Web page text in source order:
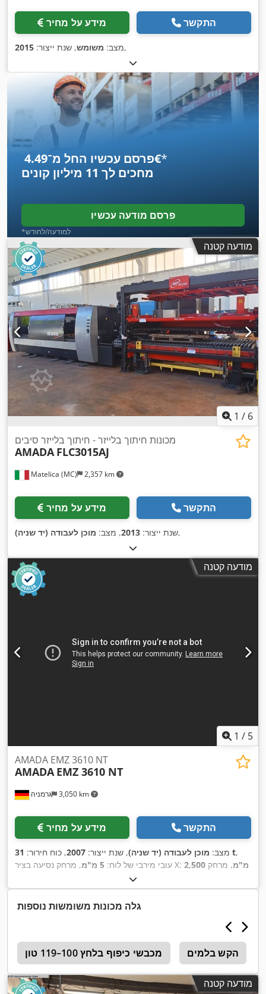
מידע על מחיר התקשר
מצב: משומש, שנת ייצור: 2015 ,
פרסם עכשיו החל מ־‏4.49 ‏€*
מחכים לך 11 מיליון קונים
פרסם מודעה עכשיו
*למודעה/לחודש
מודעה קטנה
1 / 6
Matelica (MC) 2,357 km
מכונות חיתוך בלייזר - חיתוך בלייזר סיבים
AMADA FLC3015AJ
מידע על מחיר התקשר
שנת ייצור: 2013, מצב: מוכן לעבודה (יד שניה) ,
מודעה קטנה
1 / 5
גרמניה 3,050 km
AMADA EMZ 3610 NT
AMADA EMZ 3610 NT
מידע על מחיר התקשר
מצב: מוכן לעבודה (יד שניה), שנת ייצור: 2007, כוח חירור: 31 t,
עובי מירבי של לוח: 5 מ"מ , מרחק נסיעה בציר X: 2,500 מ"מ, מרחק
, עומס שולחן:
160 ק"ג
, מספר צירים:2 ,
גלה מכונות משומשות נוספות
מכבשי כיפוף בלחץ 100–119 טון הקש בלמים
מודעה קטנה